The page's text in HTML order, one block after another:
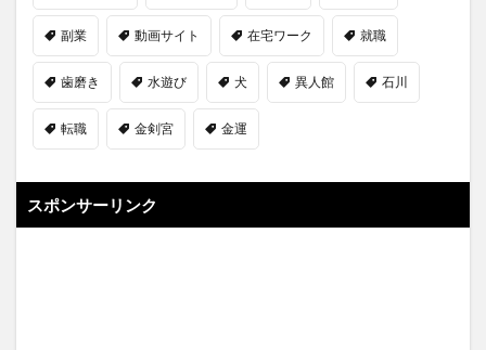
副業 動画サイト 在宅ワーク 就職
歯磨き 水遊び 犬 異人館 石川
転職 金剣宮 金運
スポンサーリンク